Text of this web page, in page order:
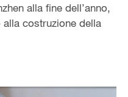
alla fine dell’anno,
costruzione della